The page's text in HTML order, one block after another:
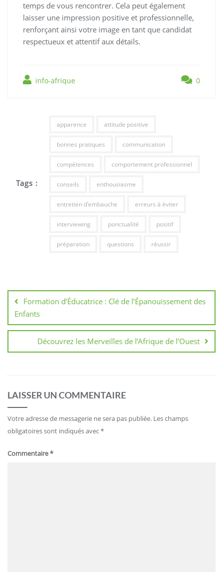
temps de vous rencontrer. Cela peut également
laisser une impression positive et professionnelle,
renforçant ainsi votre image en tant que candidat
respectueux et attentif aux détails.
info-afrique 0
Tags :
apparence attitude positive
bonnes pratiques communication
compétences comportement professionnel
conseils enthousiasme
entretien d'embauche erreurs à éviter
interviewing ponctualité positif
préparation questions réussir
de
l’article
Formation d’Éducatrice : Clé de l’Épanouissement des
Enfants
Découvrez les Merveilles de l’Afrique de l’Ouest
LAISSER UN COMMENTAIRE
Votre adresse de messagerie ne sera pas publiée. Les champs
obligatoires sont indiqués avec*
Commentaire*